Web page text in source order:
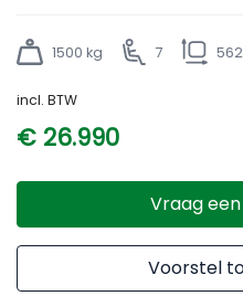
1500 kg 7
incl. BTW
€ 26.990
Vraag
Voorstel